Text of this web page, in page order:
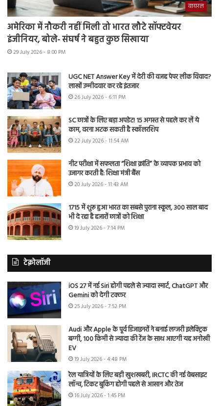
वायरल
अमेरिका में नौकरी नहीं मिली तो भारत लौटे सॉफ्टवेयर
इंजीनियर, बोले- संघर्ष ने बहुत कुछ सिखाया
29 July 2026 - 8:00 PM
UGC NET Answer Key में देरी की वजह पेपर लीक विवाद?
लाखों उम्मीदवार कर रहे इंतजार
26 July 2026 - 6:11 PM
SC छात्रों के लिए बड़ा अपडेट! 15 अगस्त से पहले कर लें ये
काम, वरना अटक सकती है स्कॉलरशिप
22 July 2026 - 11:54 AM
नीट परीक्षा में सफलता “शिक्षा क्रांति” के व्यापक प्रभाव को
उजागर करती है: शिक्षा मंत्री बैंस
20 July 2026 - 11:43 AM
1715 में शुरू हुआ भारत का सबसे पुराना स्कूल, 300 साल बाद
भी दे रहा है हजारों छात्रों को शिक्षा
19 July 2026 - 7:14 PM
टेक्नोलॉजी
iOS 27 में नई Siri होगी पहले से ज्यादा स्मार्ट, ChatGPT और
Gemini को देगी टक्कर
25 July 2026 - 7:52 PM
Audi और Apple के पूर्व डिजाइनरों ने बनाई लग्जरी इलेक्ट्रिक
बग्गी, 100 किमी से ज्यादा की रेंज के साथ आएगी यह अनोखी
EV
19 July 2026 - 4:48 PM
रेल यात्रियों के लिए बड़ी खुशखबरी, IRCTC की नई वेबसाइट
लॉन्च, टिकट बुकिंग होगी पहले से आसान और तेज
16 July 2026 - 1:45 PM